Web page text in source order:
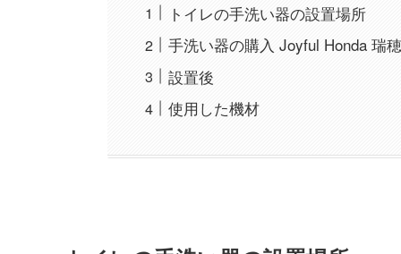
トイレの手洗い器の設置場所
手洗い器の購入 Joyful Honda 瑞
設置後
使用した機材